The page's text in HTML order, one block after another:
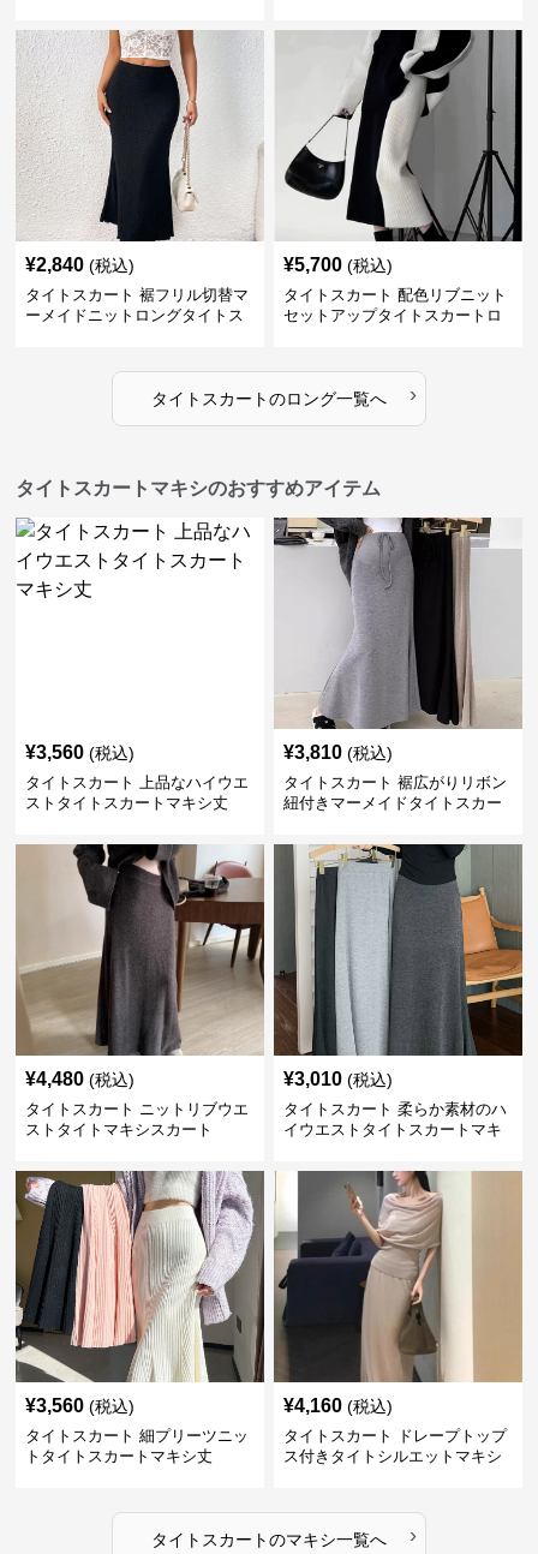
¥2,840 (税込)
タイトスカート 裾フリル切替マ
ーメイドニットロングタイトス
¥5,700 (税込)
タイトスカート 配色リブニット
セットアップタイトスカートロ
タイトスカートのロング一覧へ ›
タイトスカートマキシのおすすめアイテム
¥3,560 (税込)
タイトスカート 上品なハイウエ
ストタイトスカートマキシ丈
¥3,810 (税込)
タイトスカート 裾広がりリボン
紐付きマーメイドタイトスカー
¥4,480 (税込)
タイトスカート ニットリブウエ
ストタイトマキシスカート
¥3,010 (税込)
タイトスカート 柔らか素材のハ
イウエストタイトスカートマキ
¥3,560 (税込)
タイトスカート 細プリーツニッ
トタイトスカートマキシ丈
¥4,160 (税込)
タイトスカート ドレープトップ
ス付きタイトシルエットマキシ
タイトスカートのマキシ一覧へ ›